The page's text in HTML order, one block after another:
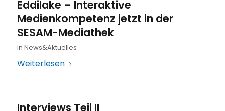
Eddilake – Interaktive
Medienkompetenz jetzt in der
SESAM-Mediathek
in News&Aktuelles
Weiterlesen
Interviews Teil II